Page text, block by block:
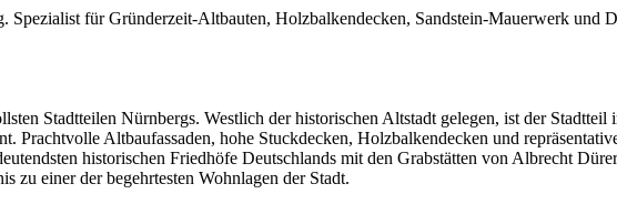
für Gründerzeit-Altbauten, Holzbalkendecken, Sandstein-Mauerwerk und
Stadtteilen Nürnbergs. Westlich der historischen Altstadt gelegen, ist der
Prachtvolle Altbaufassaden, hohe Stuckdecken, Holzbalkendecken und
historischen Friedhöfe Deutschlands mit den Grabstätten von Albrecht
zu einer der begehrtesten Wohnlagen der Stadt.